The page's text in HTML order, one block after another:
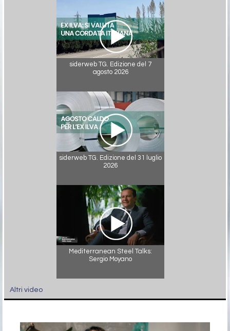
siderweb TG. Edizione del 7
agosto 2026
siderweb TG. Edizione del 31 luglio
2026
Mediterranean Steel Talks:
Sergio Moyano
Altri video